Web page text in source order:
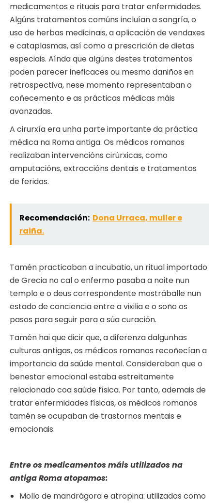
medicamentos e rituais para tratar enfermidades.
Algúns tratamentos comúns incluían a sangría, o
uso de herbas medicinais, a aplicación de vendaxes
e cataplasmas, así como a prescrición de dietas
especiais. Aínda que algúns destes tratamentos
poden parecer ineficaces ou mesmo daniños en
retrospectiva, nese momento representaban o
coñecemento e as prácticas médicas máis
avanzadas.
A cirurxía era unha parte importante da práctica
médica na Roma antiga. Os médicos romanos
realizaban intervencións cirúrxicas, como
amputacións, extraccións dentais e tratamentos
de feridas.
Recomendación: Dona Urraca, muller e
raiña.
Tamén practicaban a incubatio, un ritual importado
de Grecia no cal o enfermo pasaba a noite nun
templo e o deus correspondente mostráballe nun
estado de conciencia entre a vixilia e o soño os
pasos para seguir para a súa curación.
Tamén hai que dicir que, a diferenza dalgunhas
culturas antigas, os médicos romanos recoñecían a
importancia da saúde mental. Consideraban que o
benestar emocional estaba estreitamente
relacionado coa saúde física. Por tanto, ademais de
tratar enfermidades físicas, os médicos romanos
tamén se ocupaban de trastornos mentais e
emocionais.
Entre os medicamentos máis utilizados na
antiga Roma atopamos:
Mollo de mandrágora e atropina: utilizados como